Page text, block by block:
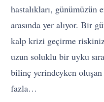
hastalıkları, günümüzün
arasında yer alıyor. Bir
kalp krizi geçirme
uzun soluklu bir uyku
bilinç yerindeyken
fazla…